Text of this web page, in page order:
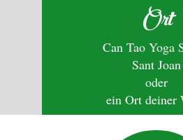
Ort
Can Tao Yoga
Sant Joan
oder
ein Ort deiner